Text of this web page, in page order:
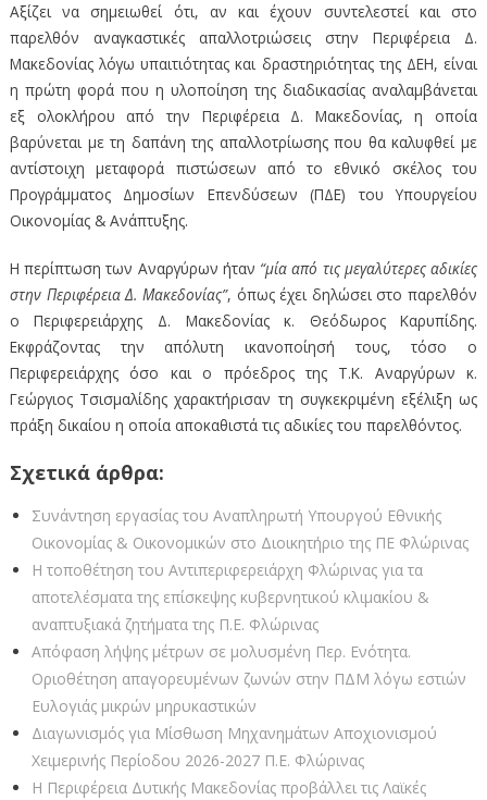
Αξίζει να σημειωθεί ότι, αν και έχουν συντελεστεί και στο
παρελθόν αναγκαστικές απαλλοτριώσεις στην Περιφέρεια Δ.
Μακεδονίας λόγω υπαιτιότητας και δραστηριότητας της ΔΕΗ, είναι
η πρώτη φορά που η υλοποίηση της διαδικασίας αναλαμβάνεται
εξ ολοκλήρου από την Περιφέρεια Δ. Μακεδονίας, η οποία
βαρύνεται με τη δαπάνη της απαλλοτρίωσης που θα καλυφθεί με
αντίστοιχη μεταφορά πιστώσεων από το εθνικό σκέλος του
Προγράμματος Δημοσίων Επενδύσεων (ΠΔΕ) του Υπουργείου
Οικονομίας & Ανάπτυξης.
Η περίπτωση των Αναργύρων ήταν “μία από τις μεγαλύτερες αδικίες
στην Περιφέρεια Δ. Μακεδονίας”, όπως έχει δηλώσει στο παρελθόν
ο Περιφερειάρχης Δ. Μακεδονίας κ. Θεόδωρος Καρυπίδης.
Εκφράζοντας την απόλυτη ικανοποίησή τους, τόσο ο
Περιφερειάρχης όσο και ο πρόεδρος της Τ.Κ. Αναργύρων κ.
Γεώργιος Τσισμαλίδης χαρακτήρισαν τη συγκεκριμένη εξέλιξη ως
πράξη δικαίου η οποία αποκαθιστά τις αδικίες του παρελθόντος.
Σχετικά άρθρα:
Συνάντηση εργασίας του Αναπληρωτή Υπουργού Εθνικής
Οικονομίας & Οικονομικών στο Διοικητήριο της ΠΕ Φλώρινας
Η τοποθέτηση του Αντιπεριφερειάρχη Φλώρινας για τα
αποτελέσματα της επίσκεψης κυβερνητικού κλιμακίου &
αναπτυξιακά ζητήματα της Π.Ε. Φλώρινας
Απόφαση λήψης μέτρων σε μολυσμένη Περ. Ενότητα.
Οριοθέτηση απαγορευμένων ζωνών στην ΠΔΜ λόγω εστιών
Ευλογιάς μικρών μηρυκαστικών
Διαγωνισμός για Μίσθωση Μηχανημάτων Αποχιονισμού
Χειμερινής Περίοδου 2026-2027 Π.Ε. Φλώρινας
Η Περιφέρεια Δυτικής Μακεδονίας προβάλλει τις Λαϊκές